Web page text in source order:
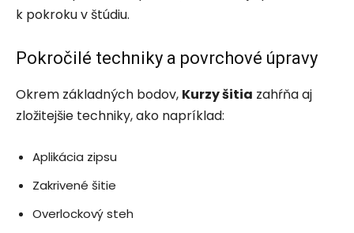
k pokroku v štúdiu.
Pokročilé techniky a povrchové úpravy
Okrem základných bodov, Kurzy šitia zahŕňa aj
zložitejšie techniky, ako napríklad:
Aplikácia zipsu
Zakrivené šitie
Overlockový steh